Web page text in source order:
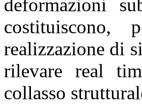
deformazioni
costituiscono,
realizzazione di
rilevare real
collasso